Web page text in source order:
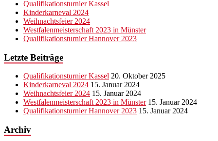
Qualifikationsturnier Kassel
Kinderkarneval 2024
Weihnachtsfeier 2024
Westfalenmeisterschaft 2023 in Münster
Qualifikationsturnier Hannover 2023
Letzte Beiträge
Qualifikationsturnier Kassel 20. Oktober 2025
Kinderkarneval 2024 15. Januar 2024
Weihnachtsfeier 2024 15. Januar 2024
Westfalenmeisterschaft 2023 in Münster 15. Januar 2024
Qualifikationsturnier Hannover 2023 15. Januar 2024
Archiv